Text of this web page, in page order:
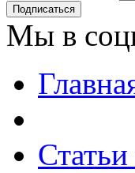
Подписаться
Мы в